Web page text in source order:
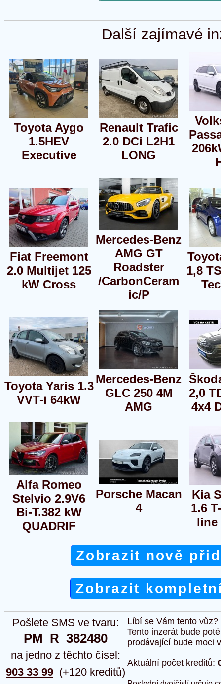
Další zajímavé
Toyota Aygo
1.5HEV
Executive
Renault Trafic
2.0 DCi L2H1
LONG
Fiat Freemont
2.0 Multijet 125
kW Cross
Mercedes-Benz
AMG GT
Roadster
/CarbonCeram
ic/P
1,8
Toyota Yaris 1.3
VVT-i 64kW
Mercedes-Benz
GLC 250 4M
AMG
2,0
4x4
Alfa Romeo
Stelvio 2.9V6
Bi-T.382 kW
QUADRIF
Porsche Macan
4
Kia
1.6
line
Zobrazit nově
Zobrazit
Pošlete SMS ve tvaru:
PM  R  382480
na jedno z těchto čísel:
903 33 99 (+120 kreditů)
Líbí se Vám tento
Tento inzerát bude
prodávající bude moci
Aktuální počet kreditů: